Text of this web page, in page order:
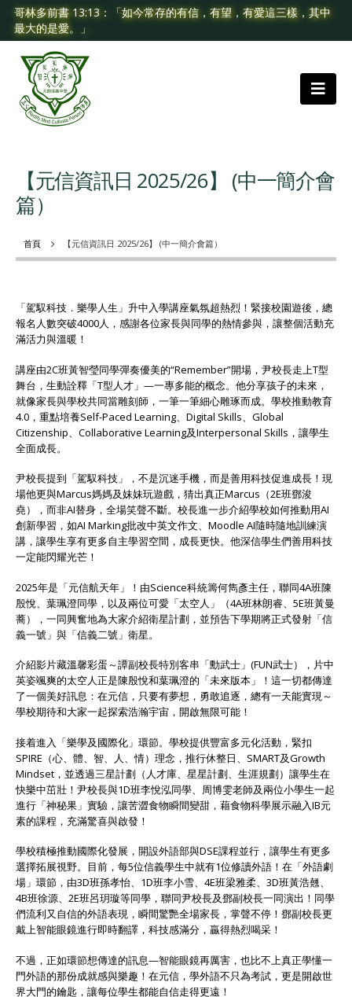
哥林多前書 13:13：「如今常存的有信，有望，有愛這三樣，其中
最大的是愛。」
首頁 【元信資訊日 2025/26】 (中一簡介會篇）
【元信資訊日 2025/26】 (中一簡介會
篇）
「駕馭科技．樂學人生」升中入學講座氣氛超熱烈！緊接校園遊後，總
報名人數突破4000人，感謝各位家長與同學的熱情參與，讓整個活動充
滿活力與溫暖！
講座由2C班黃智瑩同學彈奏優美的“Remember”開場，尹校長走上T型
舞台，生動詮釋「T型人才」—一專多能的概念。他分享孩子的未來，
就像家長與學校共同當雕刻師，一筆一筆細心雕琢而成。學校推動教育
4.0，重點培養Self-Paced Learning、Digital Skills、Global
Citizenship、Collaborative Learning及Interpersonal Skills，讓學生
全面成長。
尹校長提到「駕馭科技」，不是沉迷手機，而是善用科技促進成長！現
場他更與Marcus媽媽及妹妹玩遊戲，猜出真正Marcus（2E班鄧浚
堯），而非AI替身，全場笑聲不斷。校長進一步介紹學校如何推動用AI
創新學習，如AI Marking批改中英文作文、Moodle AI隨時隨地訓練演
講，讓學生享有更多自主學習空間，成長更快。他深信學生們善用科技
一定能閃耀光芒！
2025年是「元信航天年」！由Science科統籌何雋彥主任，聯同4A班陳
殷悅、葉珮澄同學，以及兩位可愛「太空人」（4A班林朗睿、5E班黃曼
蕎），一同興奮地為大家介紹衛星計劃，並預告下學期將正式發射「信
義一號」與「信義二號」衛星。
介紹影片藏溫馨彩蛋～譚副校長特別客串「勳武士」(FUN武士），片中
英姿颯爽的太空人正是陳殷悅和葉珮澄的「未來版本」！這一切都傳達
了一個美好訊息：在元信，只要有夢想，勇敢追逐，總有一天能實現～
學校期待和大家一起探索浩瀚宇宙，開啟無限可能！
接着進入「樂學及國際化」環節。學校提供豐富多元化活動，緊扣
SPIRE（心、體、智、人、情）理念，推行休整日、SMART及Growth
Mindset，並透過三星計劃（人才庫、星星計劃、生涯規劃）讓學生在
快樂中茁壯！尹校長與1D班李悅泓同學、周博雯老師及兩位小學生一起
進行「神秘果」實驗，讓苦澀食物瞬間變甜，藉食物科學展示融入IB元
素的課程，充滿驚喜與啟發！
學校積極推動國際化發展，開設外語部與DSE課程並行，讓學生有更多
選擇拓展視野。目前，每5位信義學生中就有1位修讀外語！在「外語劇
場」環節，由3D班孫孝怡、1D班李小雪、4E班梁雅柔、3D班黃浩翹、
4B班徐源、2E班呂玥璇等同學，聯同尹校長及鄧副校長一同演出！同學
們流利又自信的外語表現，瞬間驚艷全場家長，掌聲不停！鄧副校長更
戴上智能眼鏡進行即時翻譯，科技感滿分，贏得熱烈喝采！
不過，正如環節想傳達的訊息—智能眼鏡再厲害，也比不上真正學懂一
門外語的那份成就感與樂趣！在元信，學外語不只為考試，更是開啟世
界大門的鑰匙，讓每位學生都能自信走得更遠！